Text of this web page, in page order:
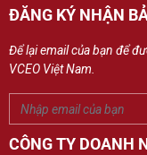
ĐĂNG KÝ NHẬN
Để lại email của bạn để
VCEO Việt Nam.
CÔNG TY DOANH